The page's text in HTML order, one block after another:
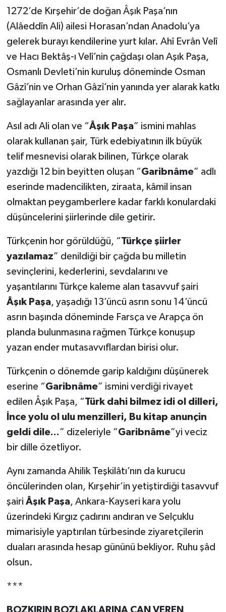
1272’de Kırşehir’de doğan Âşık Paşa’nın
(Alâeddîn Ali) ailesi Horasan’ndan Anadolu’ya
gelerek burayı kendilerine yurt kılar. Ahî Evrân Velî
ve Hacı Bektâş-ı Velî’nin çağdaşı olan Aşık Paşa,
Osmanlı Devleti’nin kuruluş döneminde Osman
Gâzî’nin ve Orhan Gâzî’nin yanında yer alarak katkı
sağlayanlar arasında yer alır.
Asıl adı Ali olan ve “Âşık Paşa” ismini mahlas
olarak kullanan şair, Türk edebiyatının ilk büyük
telif mesnevisi olarak bilinen, Türkçe olarak
yazdığı 12 bin beyitten oluşan “Garibnâme” adlı
eserinde madencilikten, ziraata, kâmil insan
olmaktan peygamberlere kadar farklı konulardaki
düşüncelerini şiirlerinde dile getirir.
Türkçenin hor görüldüğü, “Türkçe şiirler
yazılamaz” denildiği bir çağda bu milletin
sevinçlerini, kederlerini, sevdalarını ve
yaşantılarını Türkçe kaleme alan tasavvuf şairi
Âşık Paşa, yaşadığı 13’üncü asrın sonu 14’üncü
asrın başında döneminde Farsça ve Arapça ön
planda bulunmasına rağmen Türkçe konuşup
yazan ender mutasavvıflardan birisi olur.
Türkçenin o dönemde garip kaldığını düşünerek
eserine “Garibnâme” ismini verdiği rivayet
edilen Âşık Paşa, “Türk dahi bilmez idi ol dilleri,
İnce yolu ol ulu menzilleri, Bu kitap anunçin
geldi dile...” dizeleriyle “Garibnâme”yi veciz
bir dille özetliyor.
Aynı zamanda Ahilik Teşkilâtı’nın da kurucu
öncülerinden olan, Kırşehir’in yetiştirdiği tasavvuf
şairi Âşık Paşa, Ankara-Kayseri kara yolu
üzerindeki Kırgız çadırını andıran ve Selçuklu
mimarisiyle yaptırılan türbesinde ziyaretçilerin
duaları arasında hesap gününü bekliyor. Ruhu şâd
olsun.
***
BOZKIRIN BOZLAKLARINA CAN VEREN